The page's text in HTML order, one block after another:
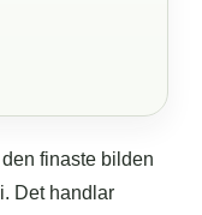
finaste bilden
Det handlar